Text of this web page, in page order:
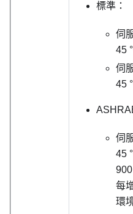
標準：
伺
45
伺
45
伺
45
每
環